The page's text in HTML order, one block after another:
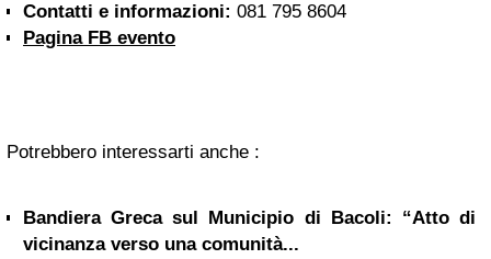
Contatti e informazioni: 081 795 8604
Pagina FB evento
Potrebbero interessarti anche :
Bandiera Greca sul Municipio di Bacoli: “Atto di
vicinanza verso una comunità...